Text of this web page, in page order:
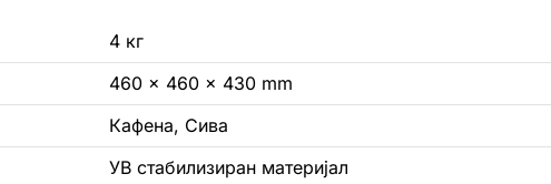
4 кг
460 × 460 × 430 mm
Кафена, Сива
УВ стабилизиран материјал